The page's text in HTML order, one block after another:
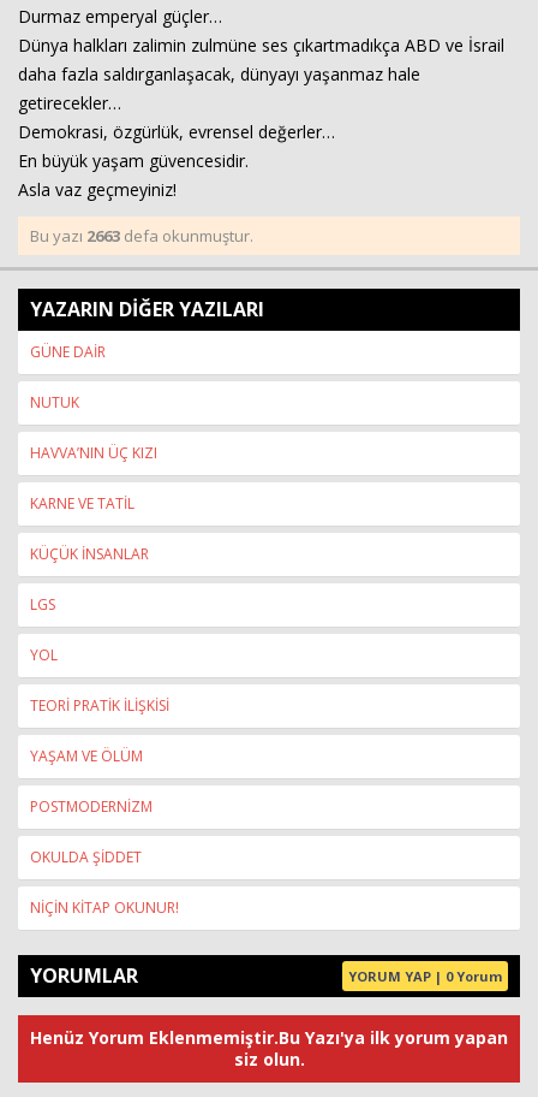
Durmaz emperyal güçler…
Dünya halkları zalimin zulmüne ses çıkartmadıkça ABD ve İsrail
daha fazla saldırganlaşacak, dünyayı yaşanmaz hale
getirecekler…
Demokrasi, özgürlük, evrensel değerler…
En büyük yaşam güvencesidir.
Asla vaz geçmeyiniz!
Bu yazı 2663 defa okunmuştur.
YAZARIN DİĞER YAZILARI
GÜNE DAİR
NUTUK
HAVVA’NIN ÜÇ KIZI
KARNE VE TATİL
KÜÇÜK İNSANLAR
LGS
YOL
TEORİ PRATİK İLİŞKİSİ
YAŞAM VE ÖLÜM
POSTMODERNİZM
OKULDA ŞİDDET
NİÇİN KİTAP OKUNUR!
YORUMLAR YORUM YAP | 0 Yorum
Henüz Yorum Eklenmemiştir.Bu Yazı'ya ilk yorum yapan
siz olun.